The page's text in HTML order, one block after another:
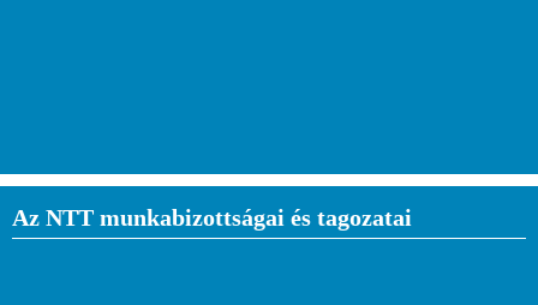
Az NTT munkabizottságai és tagozatai